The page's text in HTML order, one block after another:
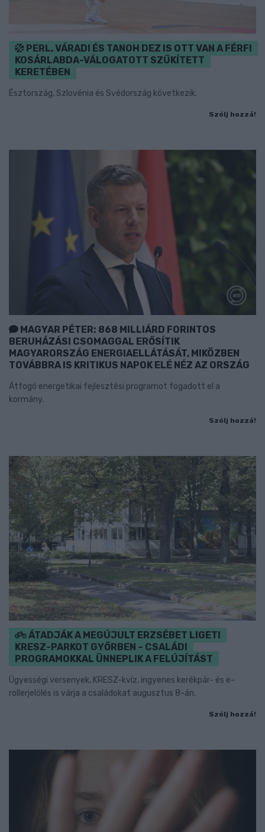
PERL, VÁRADI ÉS TANOH DEZ IS OTT VAN A FÉRFI
KOSÁRLABDA-VÁLOGATOTT SZŰKÍTETT
KERETÉBEN
Észtország, Szlovénia és Svédország következik.
Szólj hozzá!
MAGYAR PÉTER: 868 MILLIÁRD FORINTOS
BERUHÁZÁSI CSOMAGGAL ERŐSÍTIK
MAGYARORSZÁG ENERGIAELLÁTÁSÁT, MIKÖZBEN
TOVÁBBRA IS KRITIKUS NAPOK ELÉ NÉZ AZ ORSZÁG
Átfogó energetikai fejlesztési programot fogadott el a
kormány.
Szólj hozzá!
ÁTADJÁK A MEGÚJULT ERZSÉBET LIGETI
KRESZ-PARKOT GYŐRBEN – CSALÁDI
PROGRAMOKKAL ÜNNEPLIK A FELÚJÍTÁST
Ügyességi versenyek, KRESZ-kvíz, ingyenes kerékpár- és e-
rollerjelölés is várja a családokat augusztus 8-án.
Szólj hozzá!